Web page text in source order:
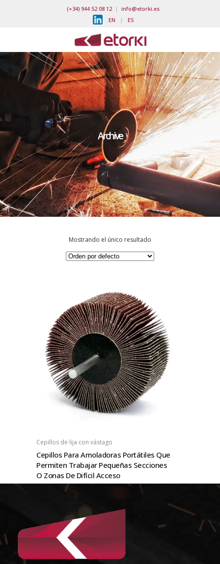
(+34) 944 52 08 12| info@etorki.es
EN | ES
Archive
Mostrando el único resultado
Cepillos de lija con vástago
Cepillos Para Amoladoras Portátiles Que
Permiten Trabajar Pequeñas Secciones
O Zonas De Difícil Acceso